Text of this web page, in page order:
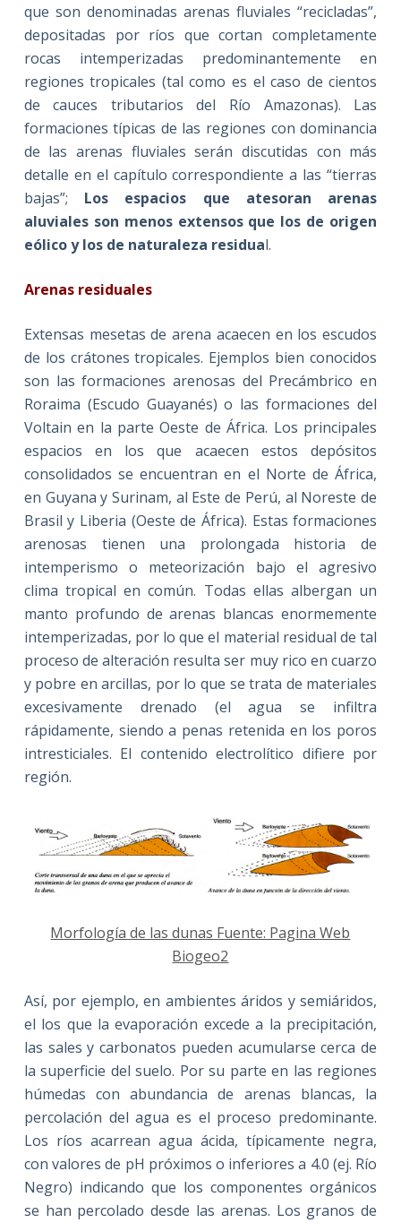
que son denominadas arenas fluviales “recicladas”,
depositadas por ríos que cortan completamente
rocas intemperizadas predominantemente en
regiones tropicales (tal como es el caso de cientos
de cauces tributarios del Río Amazonas). Las
formaciones típicas de las regiones con dominancia
de las arenas fluviales serán discutidas con más
detalle en el capítulo correspondiente a las “tierras
bajas”; Los espacios que atesoran arenas
aluviales son menos extensos que los de origen
eólico y los de naturaleza residual.
Arenas residuales
Extensas mesetas de arena acaecen en los escudos
de los crátones tropicales. Ejemplos bien conocidos
son las formaciones arenosas del Precámbrico en
Roraima (Escudo Guayanés) o las formaciones del
Voltain en la parte Oeste de África. Los principales
espacios en los que acaecen estos depósitos
consolidados se encuentran en el Norte de África,
en Guyana y Surinam, al Este de Perú, al Noreste de
Brasil y Liberia (Oeste de África). Estas formaciones
arenosas tienen una prolongada historia de
intemperismo o meteorización bajo el agresivo
clima tropical en común. Todas ellas albergan un
manto profundo de arenas blancas enormemente
intemperizadas, por lo que el material residual de tal
proceso de alteración resulta ser muy rico en cuarzo
y pobre en arcillas, por lo que se trata de materiales
excesivamente drenado (el agua se infiltra
rápidamente, siendo a penas retenida en los poros
intresticiales. El contenido electrolítico difiere por
región.
Morfología de las dunas Fuente: Pagina Web
Biogeo2
Así, por ejemplo, en ambientes áridos y semiáridos,
el los que la evaporación excede a la precipitación,
las sales y carbonatos pueden acumularse cerca de
la superficie del suelo. Por su parte en las regiones
húmedas con abundancia de arenas blancas, la
percolación del agua es el proceso predominante.
Los ríos acarrean agua ácida, típicamente negra,
con valores de pH próximos o inferiores a 4.0 (ej. Río
Negro) indicando que los componentes orgánicos
se han percolado desde las arenas. Los granos de